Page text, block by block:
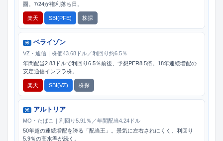
圏。7/24が権利落ち日。
楽天 SBI(PFE) 株探
米 ベライゾン
VZ・通信｜株価43.68ドル／利回り約6.5％
年間配当2.83ドルで利回り6.5％前後、予想PER8.5倍。18年連続増配の
安定通信インフラ株。
楽天 SBI(VZ) 株探
米 アルトリア
MO・たばこ｜利回り5.91％／年間配当4.24ドル
50年超の連続増配を誇る「配当王」。景気に左右されにくく、利回り
5.9％の高水準が続く。